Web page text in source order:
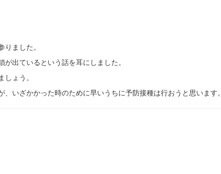
ました。
出ているという話を耳にしました。
ょう。
いざかかった時のために早いうちに予防接種は行おうと思います。